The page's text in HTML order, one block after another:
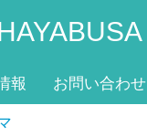
報 お問い合わせ